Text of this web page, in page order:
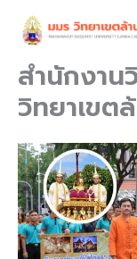
สำนักงาน
วิทยาเขต